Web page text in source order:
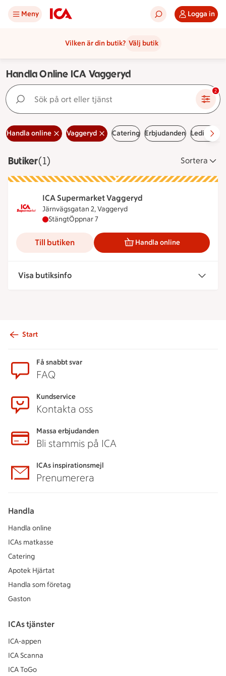
Meny Logga in
Vilken är din butik? Välj butik
Handla Online ICA Vaggeryd
Sök på ort eller tjänst 2
Handla online Vaggeryd Catering Erbjudanden Lediga
ButikerVisar 1 stycken
(1) Sortera
ICA Supermarket Vaggeryd
Järnvägsgatan 2, Vaggeryd
ICA Supermarket Vaggeryd har stängt, öppnar
StängtÖppnar 7
Till butiken Handla online
Visa butiksinfo
Start
Få snabbt svar
FAQ
Kundservice
Kontakta oss
Massa erbjudanden
Bli stammis på ICA
ICAs inspirationsmejl
Prenumerera
Handla
Handla online
ICAs matkasse
Catering
Apotek Hjärtat
Handla som företag
Gaston
ICAs tjänster
ICA-appen
ICA Scanna
ICA ToGo